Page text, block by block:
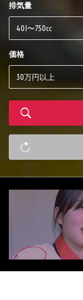
排気量
価格